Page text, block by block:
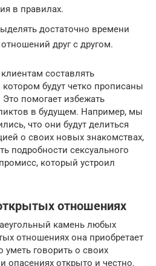
в правилах.
достаточно времени
друг с другом.
составлять
будут четко прописаны
помогает избежать
в будущем. Например, мы
что они будут делиться
о своих новых знакомствах,
подробности сексуального
который устроил
отношениях
камень любых
отношениях она приобретает
говорить о своих
опасениях открыто и честно.